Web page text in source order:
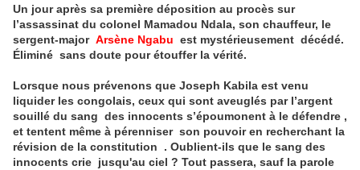
Un jour après sa première déposition au procès sur
l’assassinat du colonel Mamadou Ndala, son chauffeur, le
sergent-major Arsène Ngabu est mystérieusement décédé.
Éliminé sans doute pour étouffer la vérité.
Lorsque nous prévenons que Joseph Kabila est venu
liquider les congolais, ceux qui sont aveuglés par l’argent
souillé du sang des innocents s’époumonent à le défendre ,
et tentent même à pérenniser son pouvoir en recherchant la
révision de la constitution . Oublient-ils que le sang des
innocents crie jusqu'au ciel ? Tout passera, sauf la parole